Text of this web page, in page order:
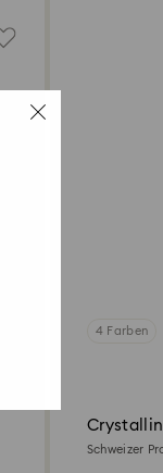
4 Farben
Schweizer